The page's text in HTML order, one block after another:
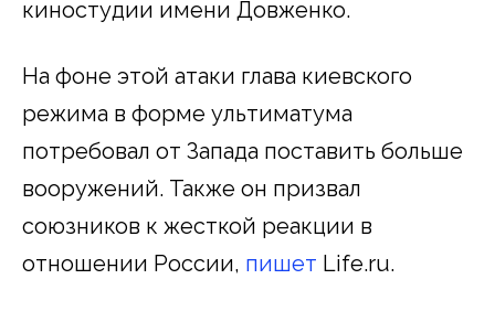
киностудии имени Довженко.
На фоне этой атаки глава киевского
режима в форме ультиматума
потребовал от Запада поставить больше
вооружений. Также он призвал
союзников к жесткой реакции в
отношении России, пишет Life.ru.